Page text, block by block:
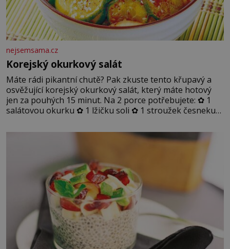
nejsemsama.cz
Korejský okurkový salát
Máte rádi pikantní chutě? Pak zkuste tento křupavý a
osvěžující korejský okurkový salát, který máte hotový
jen za pouhých 15 minut. Na 2 porce potřebujete: ✿ 1
salátovou okurku ✿ 1 lžičku soli ✿ 1 stroužek česneku
sezamového oleje ✿ 1 lžičku chilli ✿ 1 lžičku cukru ✿ 1
jarní cibulku ✿ 1 lžíci sezamových semínek